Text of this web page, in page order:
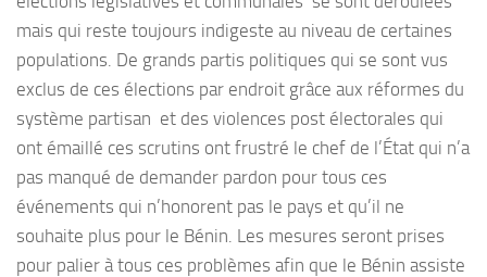
mais qui reste toujours indigeste au niveau de certaines
populations. De grands partis politiques qui se sont vus
exclus de ces élections par endroit grâce aux réformes du
système partisan et des violences post électorales qui
ont émaillé ces scrutins ont frustré le chef de l’État qui n’a
pas manqué de demander pardon pour tous ces
événements qui n’honorent pas le pays et qu’il ne
souhaite plus pour le Bénin. Les mesures seront prises
pour palier à tous ces problèmes afin que le Bénin assiste